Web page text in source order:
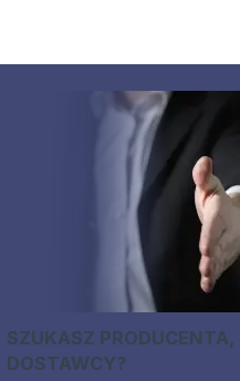
SZUKASZ PRODUCENTA,
DOSTAWCY?